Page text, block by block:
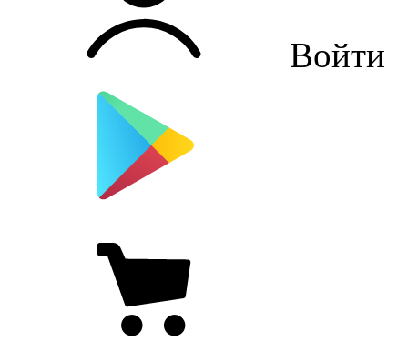
Войти